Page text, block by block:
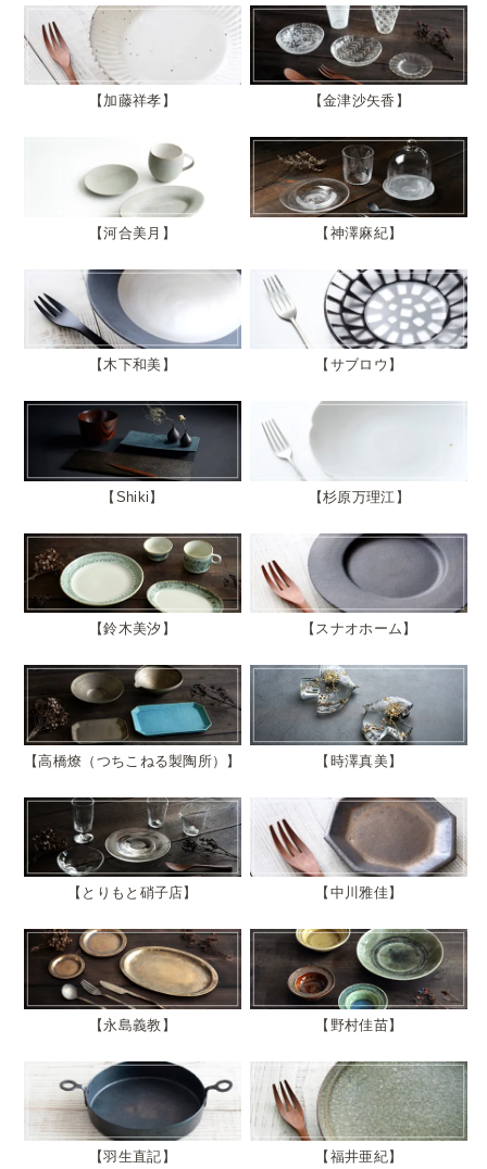
加藤祥孝 金津沙矢香
河合美月 神澤麻紀
木下和美 サブロウ
Shiki 杉原万理江
鈴木美汐 スナオホーム
高橋燎（つちこねる製陶所） 時澤真美
とりもと硝子店 中川雅佳
永島義教 野村佳苗
羽生直記 福井亜紀